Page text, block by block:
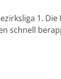
1.
schnell